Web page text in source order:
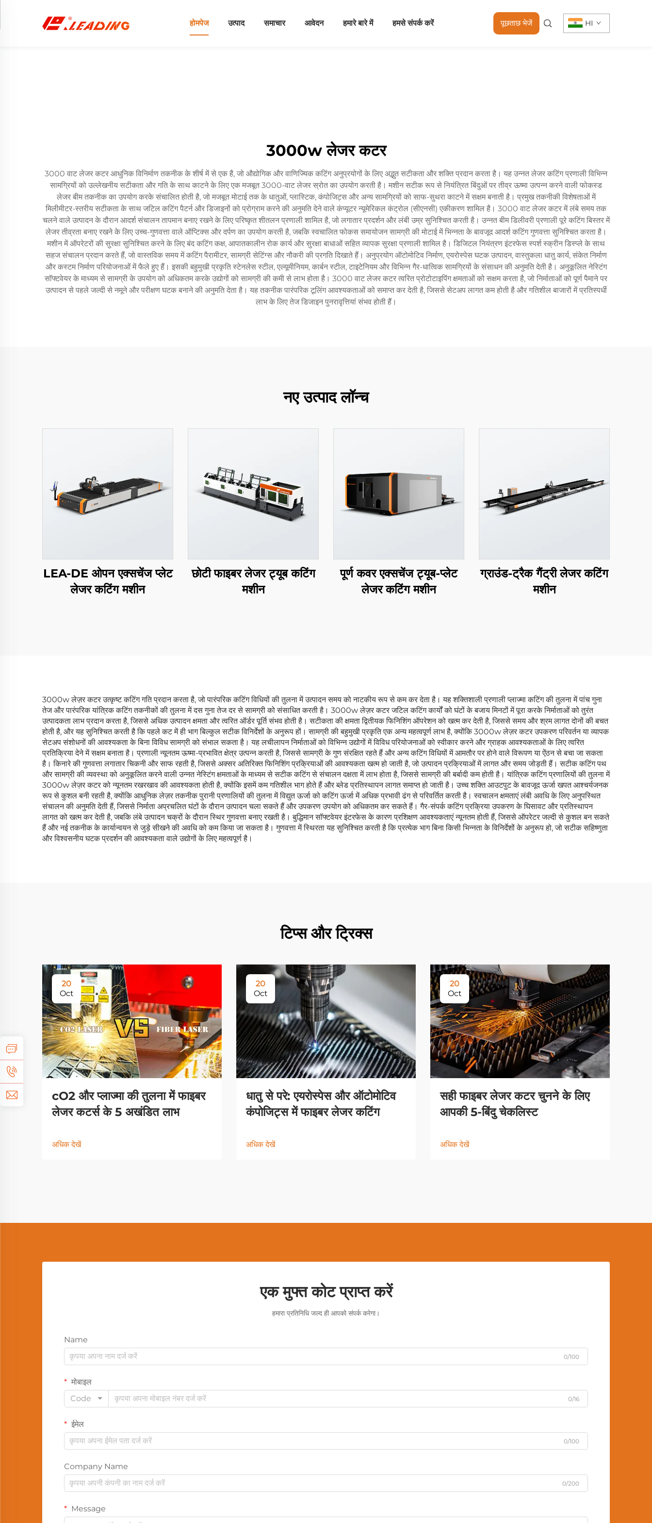
होमपेज उत्पाद समाचार आवेदन हमारे बारे में हमसे संपर्क करें पूछताछ भेजें HI
3000w लेजर कटर
3000 वाट लेजर कटर आधुनिक विनिर्माण तकनीक के शीर्ष में से एक है, जो औद्योगिक और वाणिज्यिक कटिंग अनुप्रयोगों के लिए अद्भुत सटीकता और शक्ति प्रदान करता है। यह उन्नत लेजर कटिंग प्रणाली विभिन्न
सामग्रियों को उल्लेखनीय सटीकता और गति के साथ काटने के लिए एक मजबूत 3000-वाट लेजर स्रोत का उपयोग करती है। मशीन सटीक रूप से नियंत्रित बिंदुओं पर तीव्र ऊष्मा उत्पन्न करने वाली फोकस्ड
लेजर बीम तकनीक का उपयोग करके संचालित होती है, जो मजबूत मोटाई तक के धातुओं, प्लास्टिक, कंपोजिट्स और अन्य सामग्रियों को साफ-सुथरा काटने में सक्षम बनाती है। प्रमुख तकनीकी विशेषताओं में
मिलीमीटर-स्तरीय सटीकता के साथ जटिल कटिंग पैटर्न और डिजाइनों को प्रोग्राम करने की अनुमति देने वाले कंप्यूटर न्यूमेरिकल कंट्रोल (सीएनसी) एकीकरण शामिल है। 3000 वाट लेजर कटर में लंबे समय तक
चलने वाले उत्पादन के दौरान आदर्श संचालन तापमान बनाए रखने के लिए परिष्कृत शीतलन प्रणाली शामिल है, जो लगातार प्रदर्शन और लंबी उम्र सुनिश्चित करती है। उन्नत बीम डिलीवरी प्रणाली पूरे कटिंग बिस्तर में
लेजर तीव्रता बनाए रखने के लिए उच्च-गुणवत्ता वाले ऑप्टिक्स और दर्पण का उपयोग करती है, जबकि स्वचालित फोकस समायोजन सामग्री की मोटाई में भिन्नता के बावजूद आदर्श कटिंग गुणवत्ता सुनिश्चित करता है।
मशीन में ऑपरेटरों की सुरक्षा सुनिश्चित करने के लिए बंद कटिंग कक्ष, आपातकालीन रोक कार्य और सुरक्षा बाधाओं सहित व्यापक सुरक्षा प्रणाली शामिल है। डिजिटल नियंत्रण इंटरफेस स्पर्श स्क्रीन डिस्प्ले के साथ
सहज संचालन प्रदान करते हैं, जो वास्तविक समय में कटिंग पैरामीटर, सामग्री सेटिंग्स और नौकरी की प्रगति दिखाते हैं। अनुप्रयोग ऑटोमोटिव निर्माण, एयरोस्पेस घटक उत्पादन, वास्तुकला धातु कार्य, संकेत निर्माण
और कस्टम निर्माण परियोजनाओं में फैले हुए हैं। इसकी बहुमुखी प्रकृति स्टेनलेस स्टील, एल्यूमीनियम, कार्बन स्टील, टाइटेनियम और विभिन्न गैर-धात्विक सामग्रियों के संसाधन की अनुमति देती है। अनुकूलित नेस्टिंग
सॉफ्टवेयर के माध्यम से सामग्री के उपयोग को अधिकतम करके उद्योगों को सामग्री की कमी से लाभ होता है। 3000 वाट लेजर कटर त्वरित प्रोटोटाइपिंग क्षमताओं को सक्षम करता है, जो निर्माताओं को पूर्ण पैमाने पर
उत्पादन से पहले जल्दी से नमूने और परीक्षण घटक बनाने की अनुमति देता है। यह तकनीक पारंपरिक टूलिंग आवश्यकताओं को समाप्त कर देती है, जिससे सेटअप लागत कम होती है और गतिशील बाजारों में प्रतिस्पर्धी
लाभ के लिए तेज डिजाइन पुनरावृत्तियां संभव होती हैं।
नए उत्पाद लॉन्च
LEA-DE ओपन एक्सचेंज प्लेट
लेजर कटिंग मशीन
छोटी फाइबर लेजर ट्यूब कटिंग
मशीन
पूर्ण कवर एक्सचेंज ट्यूब-प्लेट
लेजर कटिंग मशीन
ग्राउंड-ट्रैक गैंट्री लेजर कटिंग
मशीन
3000w लेज़र कटर उत्कृष्ट कटिंग गति प्रदान करता है, जो पारंपरिक कटिंग विधियों की तुलना में उत्पादन समय को नाटकीय रूप से कम कर देता है। यह शक्तिशाली प्रणाली प्लाज्मा कटिंग की तुलना में पांच गुना
तेज और पारंपरिक यांत्रिक कटिंग तकनीकों की तुलना में दस गुना तेज दर से सामग्री को संसाधित करती है। 3000w लेज़र कटर जटिल कटिंग कार्यों को घंटों के बजाय मिनटों में पूरा करके निर्माताओं को तुरंत
उत्पादकता लाभ प्रदान करता है, जिससे अधिक उत्पादन क्षमता और त्वरित ऑर्डर पूर्ति संभव होती है। सटीकता की क्षमता द्वितीयक फिनिशिंग ऑपरेशन को खत्म कर देती है, जिससे समय और श्रम लागत दोनों की बचत
होती है, और यह सुनिश्चित करती है कि पहले कट में ही भाग बिल्कुल सटीक विनिर्देशों के अनुरूप हों। सामग्री की बहुमुखी प्रकृति एक अन्य महत्वपूर्ण लाभ है, क्योंकि 3000w लेज़र कटर उपकरण परिवर्तन या व्यापक
सेटअप संशोधनों की आवश्यकता के बिना विविध सामग्री को संभाल सकता है। यह लचीलापन निर्माताओं को विभिन्न उद्योगों में विविध परियोजनाओं को स्वीकार करने और ग्राहक आवश्यकताओं के लिए त्वरित
प्रतिक्रिया देने में सक्षम बनाता है। प्रणाली न्यूनतम ऊष्मा-प्रभावित क्षेत्र उत्पन्न करती है, जिससे सामग्री के गुण संरक्षित रहते हैं और अन्य कटिंग विधियों में आमतौर पर होने वाले विरूपण या ऐंठन से बचा जा सकता
है। किनारे की गुणवत्ता लगातार चिकनी और साफ रहती है, जिससे अक्सर अतिरिक्त फिनिशिंग प्रक्रियाओं की आवश्यकता खत्म हो जाती है, जो उत्पादन प्रक्रियाओं में लागत और समय जोड़ती हैं। सटीक कटिंग पथ
और सामग्री की व्यवस्था को अनुकूलित करने वाली उन्नत नेस्टिंग क्षमताओं के माध्यम से सटीक कटिंग से संचालन दक्षता में लाभ होता है, जिससे सामग्री की बर्बादी कम होती है। यांत्रिक कटिंग प्रणालियों की तुलना में
3000w लेज़र कटर को न्यूनतम रखरखाव की आवश्यकता होती है, क्योंकि इसमें कम गतिशील भाग होते हैं और ब्लेड प्रतिस्थापन लागत समाप्त हो जाती है। उच्च शक्ति आउटपुट के बावजूद ऊर्जा खपत आश्चर्यजनक
रूप से कुशल बनी रहती है, क्योंकि आधुनिक लेज़र तकनीक पुरानी प्रणालियों की तुलना में विद्युत ऊर्जा को कटिंग ऊर्जा में अधिक प्रभावी ढंग से परिवर्तित करती है। स्वचालन क्षमताएं लंबी अवधि के लिए अनुपस्थित
संचालन की अनुमति देती हैं, जिससे निर्माता अप्रचलित घंटों के दौरान उत्पादन चला सकते हैं और उपकरण उपयोग को अधिकतम कर सकते हैं। गैर-संपर्क कटिंग प्रक्रिया उपकरण के घिसावट और प्रतिस्थापन
लागत को खत्म कर देती है, जबकि लंबे उत्पादन चक्रों के दौरान स्थिर गुणवत्ता बनाए रखती है। बुद्धिमान सॉफ्टवेयर इंटरफेस के कारण प्रशिक्षण आवश्यकताएं न्यूनतम होती हैं, जिससे ऑपरेटर जल्दी से कुशल बन सकते
हैं और नई तकनीक के कार्यान्वयन से जुड़े सीखने की अवधि को कम किया जा सकता है। गुणवत्ता में स्थिरता यह सुनिश्चित करती है कि प्रत्येक भाग बिना किसी भिन्नता के विनिर्देशों के अनुरूप हो, जो सटीक सहिष्णुता
और विश्वसनीय घटक प्रदर्शन की आवश्यकता वाले उद्योगों के लिए महत्वपूर्ण है।
टिप्स और ट्रिक्स
20
Oct
cO2 और प्लाज्मा की तुलना में फाइबर
लेजर कटर्स के 5 अखंडित लाभ
अधिक देखें
20
Oct
धातु से परे: एयरोस्पेस और ऑटोमोटिव
कंपोजिट्स में फाइबर लेजर कटिंग
अधिक देखें
20
Oct
सही फाइबर लेजर कटर चुनने के लिए
आपकी 5-बिंदु चेकलिस्ट
अधिक देखें
एक मुफ्त कोट प्राप्त करें
हमारा प्रतिनिधि जल्द ही आपको संपर्क करेगा।
Name
0/100
मोबाइल
Code
0/16
ईमेल
0/100
Company Name
0/200
Message